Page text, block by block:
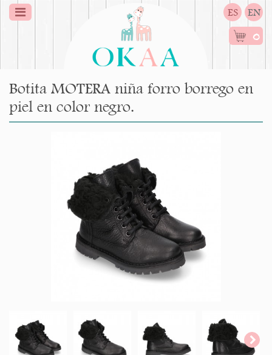
ES EN
0
Botita MOTERA niña forro borrego en
piel en color negro.